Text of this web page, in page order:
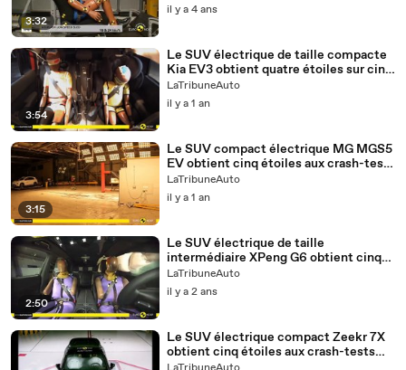
3:32
il y a 4 ans
3:54
Le SUV électrique de taille compacte
Kia EV3 obtient quatre étoiles sur cinq
possibles aux crash-tests Euro NCAP
2025
LaTribuneAuto
il y a 1 an
3:15
Le SUV compact électrique MG MGS5
EV obtient cinq étoiles aux crash-tests
Euro NCAP 2025
LaTribuneAuto
il y a 1 an
2:50
Le SUV électrique de taille
intermédiaire XPeng G6 obtient cinq
étoiles aux crash-tests Euro NCAP
2024
LaTribuneAuto
il y a 2 ans
Le SUV électrique compact Zeekr 7X
obtient cinq étoiles aux crash-tests
Euro NCAP 2025